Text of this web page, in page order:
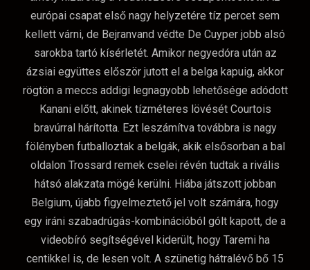
európai csapat első nagy helyzetére tíz percet sem
kellett várni, de Bejranvand védte De Cuyper jobb alsó
sarokba tartó kísérletét. Amikor negyedóra után az
ázsiai együttes először jutott el a belga kapuig, akkor
rögtön a meccs addigi legnagyobb lehetősége adódott
Kanani előtt, akinek tízméteres lövését Courtois
bravúrral hárította. Ezt leszámítva továbbra is nagy
fölényben futballoztak a belgák, akik elsősorban a bal
oldalon Trossard remek cselei révén tudtak a rivális
hátsó alakzata mögé kerülni. Hiába játszott jobban
Belgium, újabb figyelmeztető jel volt számára, hogy
egy iráni szabadrúgás-kombinációból gólt kapott, de a
videobíró segítségével kiderült, hogy Taremi ha
centikkel is, de lesen volt. A szünetig hátralévő bő 15